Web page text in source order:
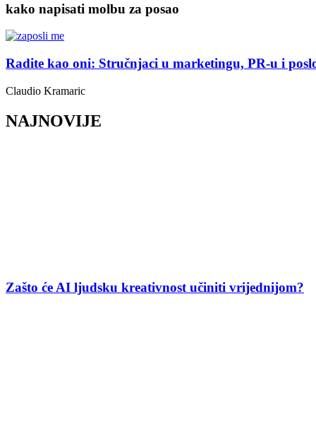
kako napisati molbu za posao
Radite kao oni: Stručnjaci u marketingu, PR-u i
Claudio Kramaric
NAJNOVIJE
Zašto će AI ljudsku kreativnost učiniti vrijednijom?